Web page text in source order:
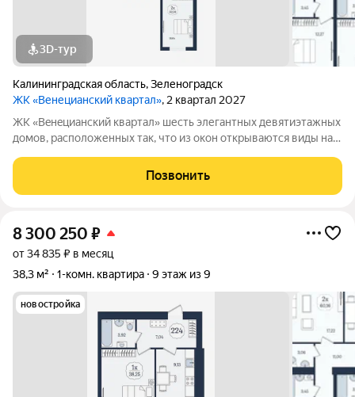
3D-тур
Калининградская область,Зеленоградск
ЖК «Венецианский квартал», 2 квартал 2027
ЖК «Вeнeцианcкий квартал» шесть элегантных девятиэтажных
домов, расположенных так, что из окон открываются виды на
-Квартиры в комплексе сдаются в качественном сером ключе.
-Дома имеют высокий
Позвонить
8 300 250 ₽
от 34 835 ₽ в месяц
38,3 м²
1-комн. квартира 9 этаж из 9
новостройка